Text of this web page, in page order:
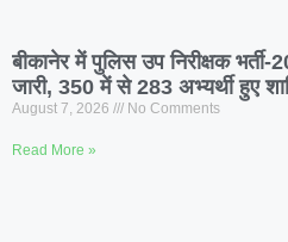
बीकानेर में पुलिस उप निरीक्षक भर्ती-
जारी, 350 में से 283 अभ्यर्थी हुए
August 7, 2026 No Comments
Read More »